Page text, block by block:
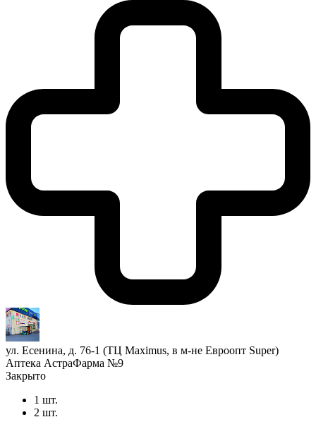
ул. Есенина, д. 76-1 (ТЦ Maximus, в м-не Евроопт Super)
Аптека АстраФарма №9
Закрыто
1 шт.
2 шт.